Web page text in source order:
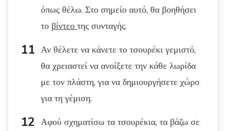
όπως θέλω. Στο σημείο αυτό, θα βοηθήσει
το βίντεο της συνταγής.
Αν θέλετε να κάνετε το τσουρέκι γεμιστό,
θα χρειαστεί να ανοίξετε την κάθε λωρίδα
με τον πλάστη, για να δημιουργήσετε χώρο
για τη γέμιση.
Αφού σχηματίσω τα τσουρέκια, τα βάζω σε